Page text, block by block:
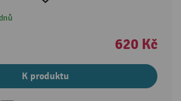
620 Kč
K produktu